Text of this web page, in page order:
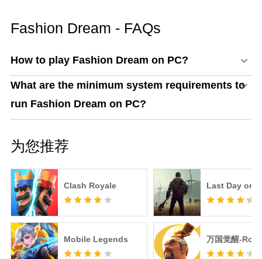
Fashion Dream - FAQs
How to play Fashion Dream on PC?
What are the minimum system requirements to
run Fashion Dream on PC?
为您推荐
Clash Royale Last Day on
Mobile Legends 万国觉醒-RoK